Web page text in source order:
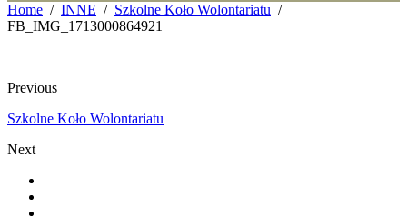
Home INNE
Szkolne Koło Wolontariatu
FB_IMG_1713000864921
Previous
Szkolne Koło Wolontariatu
Next